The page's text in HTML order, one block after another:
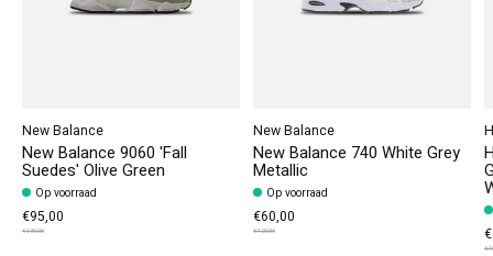
New Balance
New Balance 9060 'Fall
Suedes' Olive Green
Op voorraad
€95,00
€190,00
New Balance
New Balance 740 White Grey
Metallic
Op voorraad
€60,00
€120,00